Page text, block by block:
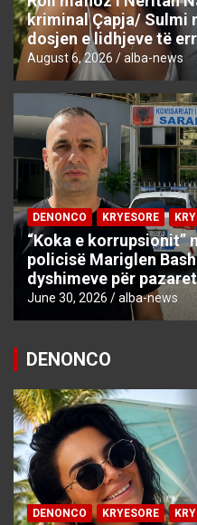
kriminal Çapja/ Sulmi
dosjen e lidhjeve të
August 6, 2026 alba-news
DENONCO KRYESORE
“Koka e korrupsionit”
policisë Mariglen
dyshimeve për
June 30, 2026 alba-news
DENONCO
DENONCO KRYESORE